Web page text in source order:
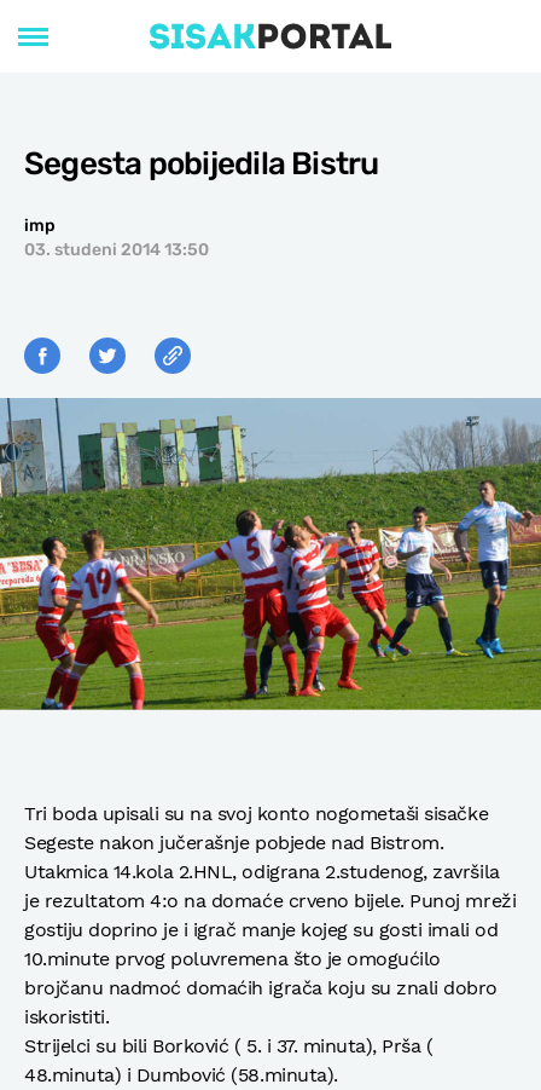
Segesta pobijedila Bistru
imp
03. studeni 2014 13:50
Tri boda upisali su na svoj konto nogometaši sisačke
Segeste nakon jučerašnje pobjede nad Bistrom.
Utakmica 14.kola 2.HNL, odigrana 2.studenog, završila
je rezultatom 4:o na domaće crveno bijele. Punoj mreži
gostiju doprino je i igrač manje kojeg su gosti imali od
10.minute prvog poluvremena što je omogućilo
brojčanu nadmoć domaćih igrača koju su znali dobro
iskoristiti.
Strijelci su bili Borković ( 5. i 37. minuta), Prša (
48.minuta) i Dumbović (58.minuta).